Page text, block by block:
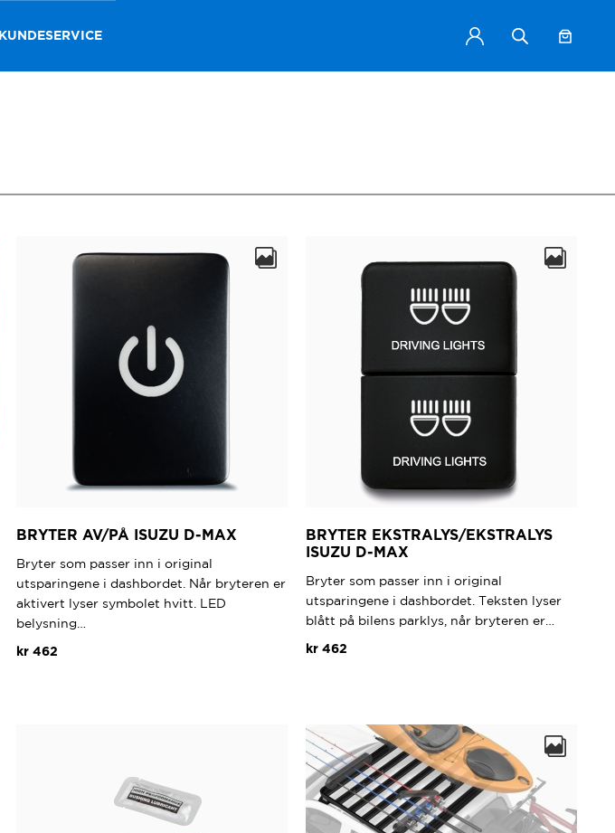
KUNDESERVICE
BRYTER AV/PÅ ISUZU D-MAX
Bryter som passer inn i original
utsparingene i dashbordet. Når bryteren er
aktivert lyser symbolet hvitt. LED
belysning…
kr 462
BRYTER EKSTRALYS/EKSTRALYS
ISUZU D-MAX
Bryter som passer inn i original
utsparingene i dashbordet. Teksten lyser
blått på bilens parklys, når bryteren er…
kr 462